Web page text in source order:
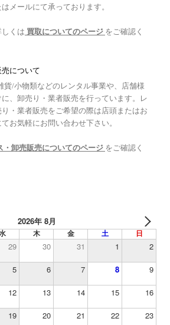
メールにて承っております。
くは 買取についてのページ をご確認く
売について
貨/小物類などのレンタル事業や、店舗様
、卸売り・業者販売を行っています。レ
・業者販売をご希望の際は店頭またはお
お気軽にお問い合わせ下さい。
・卸売販売についてのページ をご確認く
2026年 8月
木 金 土 日
29 30 31 1 2
5 6 7 8 9
12 13 14 15 16
19 20 21 22 23